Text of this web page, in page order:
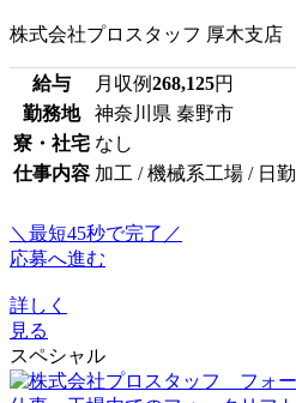
株式会社プロスタッフ 厚木支店
給与 月収例268,125円
勤務地
神奈川県 秦野市
寮・社宅 なし
仕事内容 加工 / 機械系工場 / 日勤
＼最短45秒で完了／
応募へ進む
詳しく
見る
スペシャル